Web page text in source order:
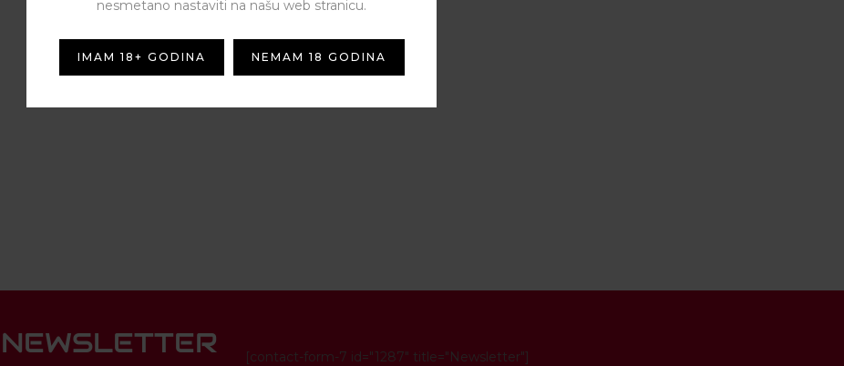
[contact-form-7 id="1287" title="Newsletter"]
nesmetano nastaviti na našu web stranicu.
IMAM 18+ GODINA NEMAM 18 GODINA